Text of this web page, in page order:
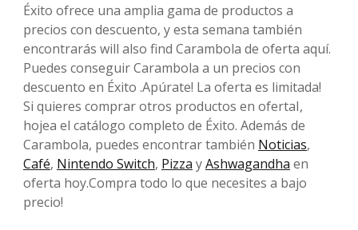
Éxito ofrece una amplia gama de productos a
precios con descuento, y esta semana también
encontrarás will also find Carambola de oferta aquí.
Puedes conseguir Carambola a un precios con
descuento en Éxito .Apúrate! La oferta es limitada!
Si quieres comprar otros productos en ofertaI,
hojea el catálogo completo de Éxito. Además de
Carambola, puedes encontrar también Noticias,
Café, Nintendo Switch, Pizza yAshwagandha en
oferta hoy.Compra todo lo que necesites a bajo
precio!